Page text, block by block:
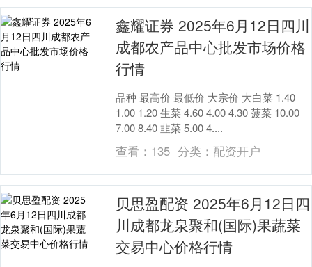
鑫耀证券 2025年6月12日四川
成都农产品中心批发市场价格
行情
品种 最高价 最低价 大宗价 大白菜 1.40
1.00 1.20 生菜 4.60 4.00 4.30 菠菜 10.00
7.00 8.40 韭菜 5.00 4....
查看： 135 分类： 配资开户
贝思盈配资 2025年6月12日四
川成都龙泉聚和(国际)果蔬菜
交易中心价格行情